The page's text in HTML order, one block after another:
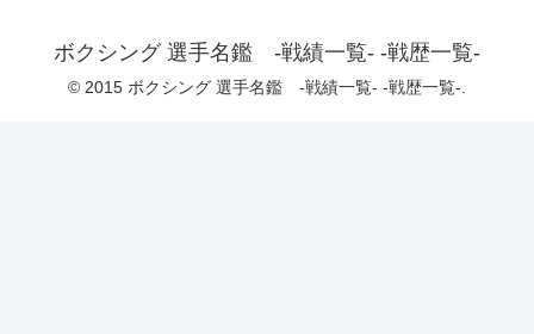
ボクシング 選手名鑑 -戦績一覧- -戦歴一覧-
© 2015 ボクシング 選手名鑑 -戦績一覧- -戦歴一覧-.